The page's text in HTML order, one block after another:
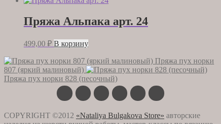
Пряжа Альпака арт. 24
499,00 ₽ В корзину
Пряжа пух норки
807 (яркий малиновый)
Пряжа пух норки 828 (песочный)
COPYRIGHT ©2012 «Nataliya Bulgakova Store» авторские